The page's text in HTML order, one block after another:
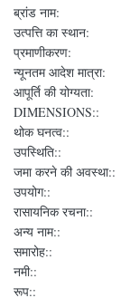
ब्रांड नाम:
उत्पत्ति का स्थान:
प्रमाणीकरण:
न्यूनतम आदेश मात्रा:
आपूर्ति की योग्यता:
DIMENSIONS::
थोक घनत्व::
उपस्थिति::
जमा करने की अवस्था::
उपयोग::
रासायनिक रचना::
अन्य नाम::
समारोह::
नमी::
रूप::